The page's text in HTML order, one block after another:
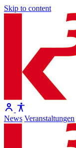
Skip to content
News Veranstaltungen